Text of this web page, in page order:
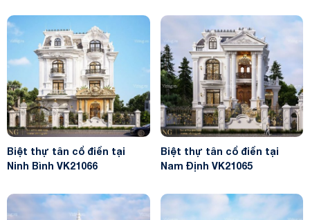
Biệt thự tân cổ điển tại
Ninh Bình VK21066
Biệt thự tân cổ điển tại
Nam Định VK21065